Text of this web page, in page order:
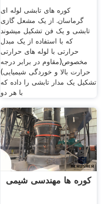
کوره های تابشی لوله ای
گرماسان. از یک مشعل گازی
تابشی و یک فن تشکیل میشوند
که با استفاده از یک مبدل
حرارتی با لوله های حرارتی
مخصوص(مقاوم در برابر درجه
حرارت بالا و خوردگی شیمیایی)
تشکیل یک مدار تابشی را داده که
با هر دو
كوره ها مهندسی شیمی